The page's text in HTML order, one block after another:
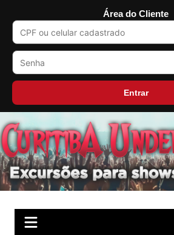
Área do Cliente
Entrar
para
o
conteúdo